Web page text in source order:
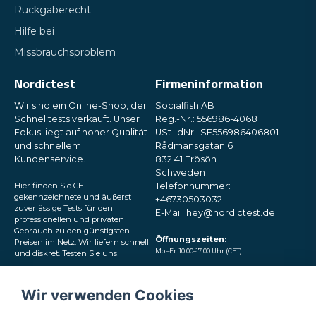
Rückgaberecht
Hilfe bei
Missbrauchsproblem
Nordictest
Wir sind ein Online-Shop, der
Schnelltests verkauft. Unser
Fokus liegt auf hoher Qualität
und schnellem
Kundenservice.
Hier finden Sie CE-
gekennzeichnete und äußerst
zuverlässige Tests für den
professionellen und privaten
Gebrauch zu den günstigsten
Preisen im Netz. Wir liefern schnell
und diskret. Testen Sie uns!
sozialen Medien
Firmeninformation
Socialfish AB
Reg.-Nr.: 556986-4068
USt-IdNr.: SE556986406801
Rådmansgatan 6
832 41 Frösön
Schweden
Telefonnummer:
+46730503032
E-Mail: hey@nordictest.de
Öffnungszeiten:
Mo.–Fr. 10:00–17:00 Uhr (CET)
Wir verwenden Cookies